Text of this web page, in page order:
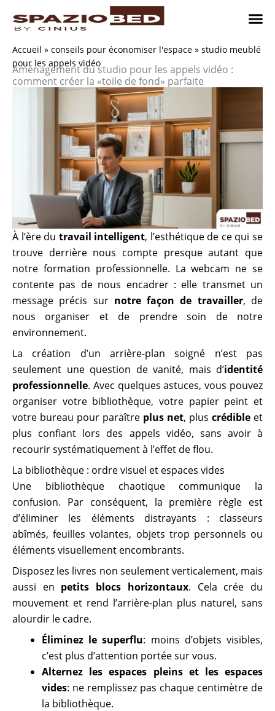
Accueil » conseils pour économiser l'espace » studio meublé
pour les appels vidéo
Aménagement du studio pour les appels vidéo :
comment créer la «toile de fond» parfaite
À l’ère du travail intelligent, l’esthétique de ce qui se
trouve derrière nous compte presque autant que
notre formation professionnelle. La webcam ne se
contente pas de nous encadrer : elle transmet un
message précis sur notre façon de travailler, de
nous organiser et de prendre soin de notre
environnement.
La création d’un arrière-plan soigné n’est pas
seulement une question de vanité, mais d’identité
professionnelle. Avec quelques astuces, vous pouvez
organiser votre bibliothèque, votre papier peint et
votre bureau pour paraître plus net, plus crédible et
plus confiant lors des appels vidéo, sans avoir à
recourir systématiquement à l’effet de flou.
La bibliothèque : ordre visuel et espaces vides
Une bibliothèque chaotique communique la
confusion. Par conséquent, la première règle est
d’éliminer les éléments distrayants : classeurs
abîmés, feuilles volantes, objets trop personnels ou
éléments visuellement encombrants.
Disposez les livres non seulement verticalement, mais
aussi en petits blocs horizontaux. Cela crée du
mouvement et rend l’arrière-plan plus naturel, sans
alourdir le cadre.
Éliminez le superflu: moins d’objets visibles,
c’est plus d’attention portée sur vous.
Alternez les espaces pleins et les espaces
vides: ne remplissez pas chaque centimètre de
la bibliothèque.